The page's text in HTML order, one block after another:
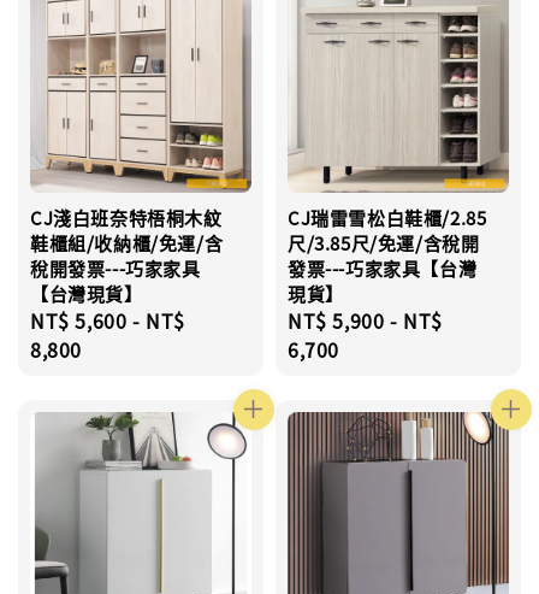
CJ淺白班奈特梧桐木紋
鞋櫃組/收納櫃/免運/含
稅開發票---巧家家具
【台灣現貨】
Regular
price
NT$ 5,600 - NT$
8,800
CJ瑞雷雪松白鞋櫃/2.85
尺/3.85尺/免運/含稅開
發票---巧家家具【台灣
現貨】
Regular
price
NT$ 5,900 - NT$
6,700